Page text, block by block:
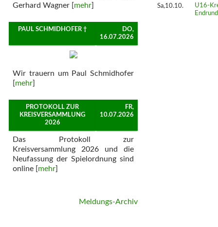
Gerhard Wagner [mehr]
PAUL SCHMIDHOFER †
DO,
16.07.2026
Wir trauern um Paul Schmidhofer
[mehr]
PROTOKOLL ZUR
KREISVERSAMMLUNG
2026
FR,
10.07.2026
Das Protokoll zur
Kreisversammlung 2026 und die
Neufassung der Spielordnung sind
online [mehr]
Meldungs-Archiv
Sa,10.10.
U16-